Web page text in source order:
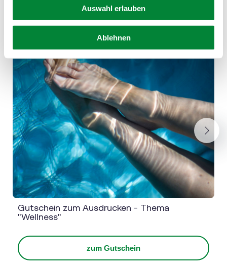
Auswahl erlauben
Ablehnen
Gutschein zum Ausdrucken - Thema
"Wellness"
zum Gutschein
Next